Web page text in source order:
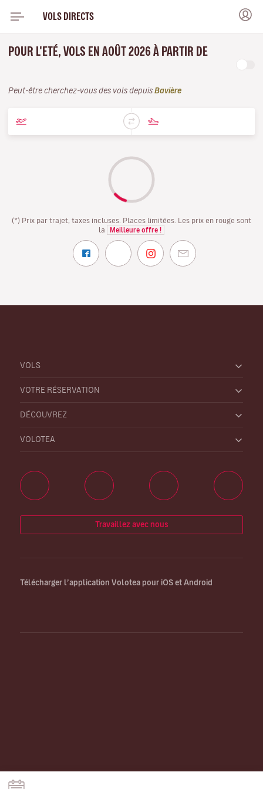
VOLS DIRECTS
POUR L'ETÉ, VOLS EN AOÛT 2026 À PARTIR DE
Peut-être cherchez-vous des vols depuis Bavière
(*) Prix par trajet, taxes incluses. Places limitées. Les prix en rouge sont
la
Meilleure offre !
VOLS
VOTRE RÉSERVATION
DÉCOUVREZ
VOLOTEA
Travaillez avec nous
Télécharger l’application Volotea pour iOS et Android